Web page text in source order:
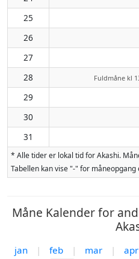
25
26
27
28
Fuldmåne kl
29
30
31
* Alle tider er lokal tid for Akashi.
Tabellen kan vise "-" for
Måne Kalender for
jan | feb | mar | apr